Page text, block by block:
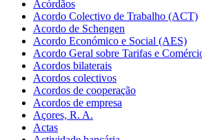
Acórdãos
Acordo Colectivo de Trabalho (ACT)
Acordo de Schengen
Acordo Económico e Social (AES)
Acordo Geral sobre Tarifas e
Acordos bilaterais
Acordos colectivos
Acordos de cooperação
Acordos de empresa
Açores, R. A.
Actas